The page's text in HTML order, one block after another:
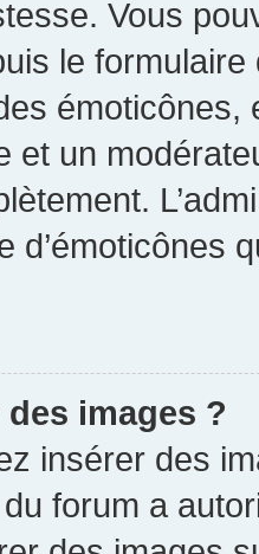
Vous
le
et un
d’émoticônes
images ?
insérer des
du forum a